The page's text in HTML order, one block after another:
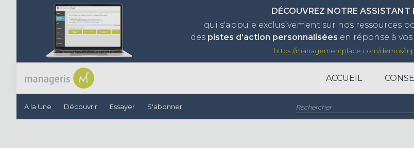
DÉCOUVREZ NOTRE ASSISTANT
qui s'appuie exclusivement sur nos ressources
des pistes d'action personnalisées en réponse à vos
https://managementplace.com/demos/
ACCUEIL
A la Une Découvrir Essayer S'abonner Rechercher :